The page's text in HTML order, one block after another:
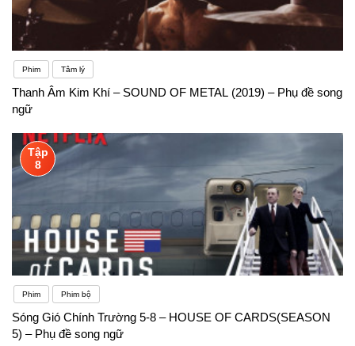
Phim Tâm lý
Thanh Âm Kim Khí – SOUND OF METAL (2019) – Phụ đề song
ngữ
Tập
8
Phim Phim bộ
Sóng Gió Chính Trường 5-8 – HOUSE OF CARDS(SEASON
5) – Phụ đề song ngữ